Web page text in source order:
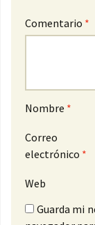
Comentario *
Nombre *
Correo
electrónico *
Web
Guarda mi